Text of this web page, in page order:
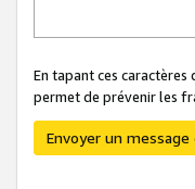
En tapant ces caractères
permet de prévenir les
Envoyer un